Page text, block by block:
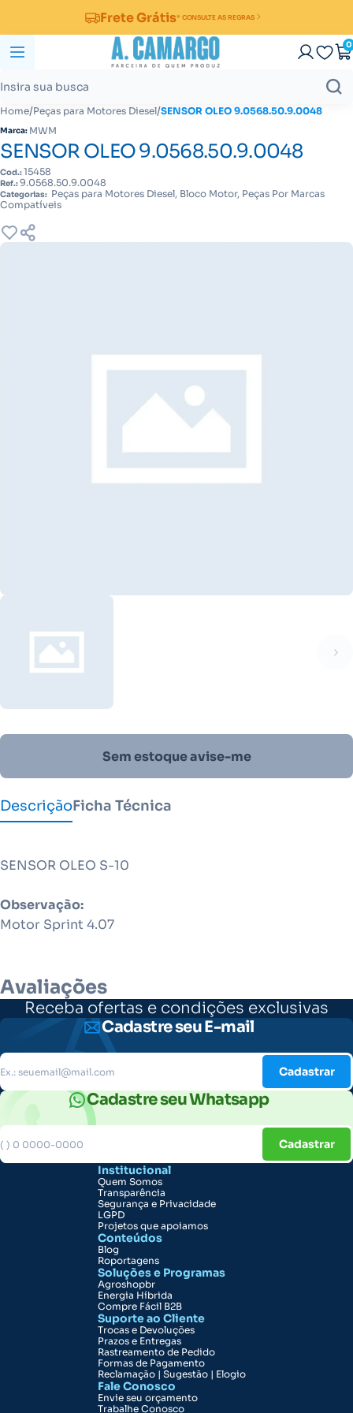
Frete Grátis* CONSULTE AS REGRAS
0
Home/Peças para Motores Diesel/SENSOR OLEO 9.0568.50.9.0048
Marca: MWM
SENSOR OLEO 9.0568.50.9.0048
Cod.:15458
Ref.:9.0568.50.9.0048
Categorias: Peças para Motores Diesel, Bloco Motor, Peças Por Marcas
Compatíveis
Sem estoque avise-me
DescriçãoFicha Técnica
SENSOR OLEO S-10
Observação:
Motor Sprint 4.07
Avaliações
Receba ofertas e condições exclusivas
Cadastre seu E-mail
Cadastrar
Cadastre seu Whatsapp
Cadastrar
Institucional
Quem Somos
Transparência
Segurança e Privacidade
LGPD
Projetos que apoiamos
Conteúdos
Blog
Roportagens
Soluções e Programas
Agroshopbr
Energia Híbrida
Compre Fácil B2B
Suporte ao Cliente
Trocas e Devoluções
Prazos e Entregas
Rastreamento de Pedido
Formas de Pagamento
Reclamação | Sugestão | Elogio
Fale Conosco
Envie seu orçamento
Trabalhe Conosco